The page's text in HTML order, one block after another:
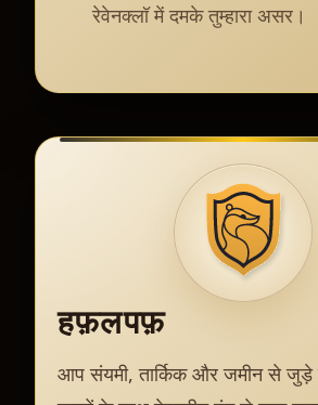
रेवेनक्लॉ में दमके तुम्हारा असर।
हफ़लपफ़
आप संयमी, तार्किक और जमीन से